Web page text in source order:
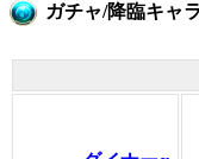
ガチャ/降臨キャラ